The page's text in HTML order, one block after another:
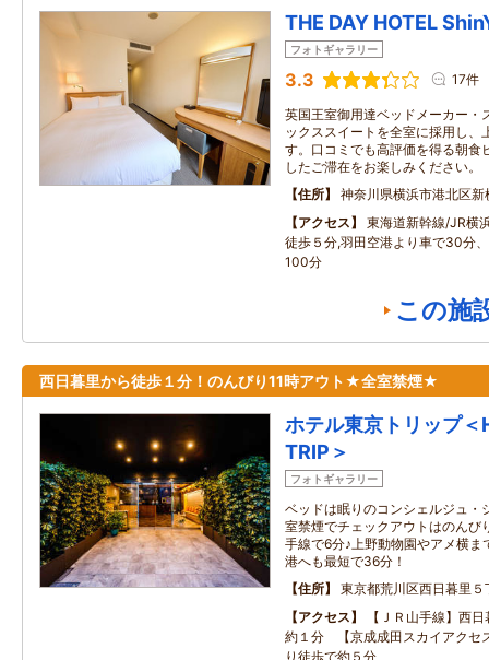
THE DAY HOTEL
フォトギャラリー
3.3 17件
英国王室御用達ベッドメーカー・
ックススイートを全室に採用し、
す。口コミでも高評価を得る朝食
したご滞在をお楽しみください。
住所
神奈川県横浜市港北区
アクセス
東海道新幹線/JR横
徒歩５分,羽田空港より車で30分
100分
この施
西日暮里から徒歩１分！のんびり11時アウト★全室禁煙★
ホテル東京トリップ＜
TRIP＞
フォトギャラリー
ベッドは眠りのコンシェルジュ・
室禁煙でチェックアウトはのんび
手線で6分♪上野動物園やアメ横ま
港へも最短で36分！
住所
東京都荒川区西日暮里
アクセス
【ＪＲ山手線】西
約１分 【京成成田スカイアクセ
り徒歩で約５分